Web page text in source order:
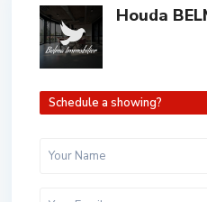
Houda
Schedule a showing?